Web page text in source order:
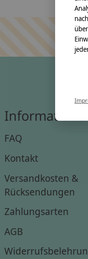
Informationen
FAQ
Kontakt
Versandkosten &
Rücksendungen
Zahlungsarten
AGB